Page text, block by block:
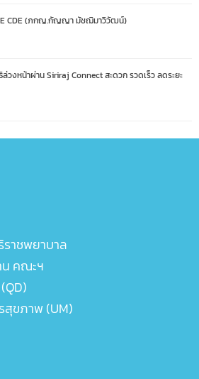
CDE (ภกญ.กัญญา มัชฌิมาวิวัฒน์)
วงหน้าผ่าน Siriraj Connect สะดวก รวดเร็ว ลดระยะ
าชพยาบาล
คณะฯ
สุขภาพ (UM)